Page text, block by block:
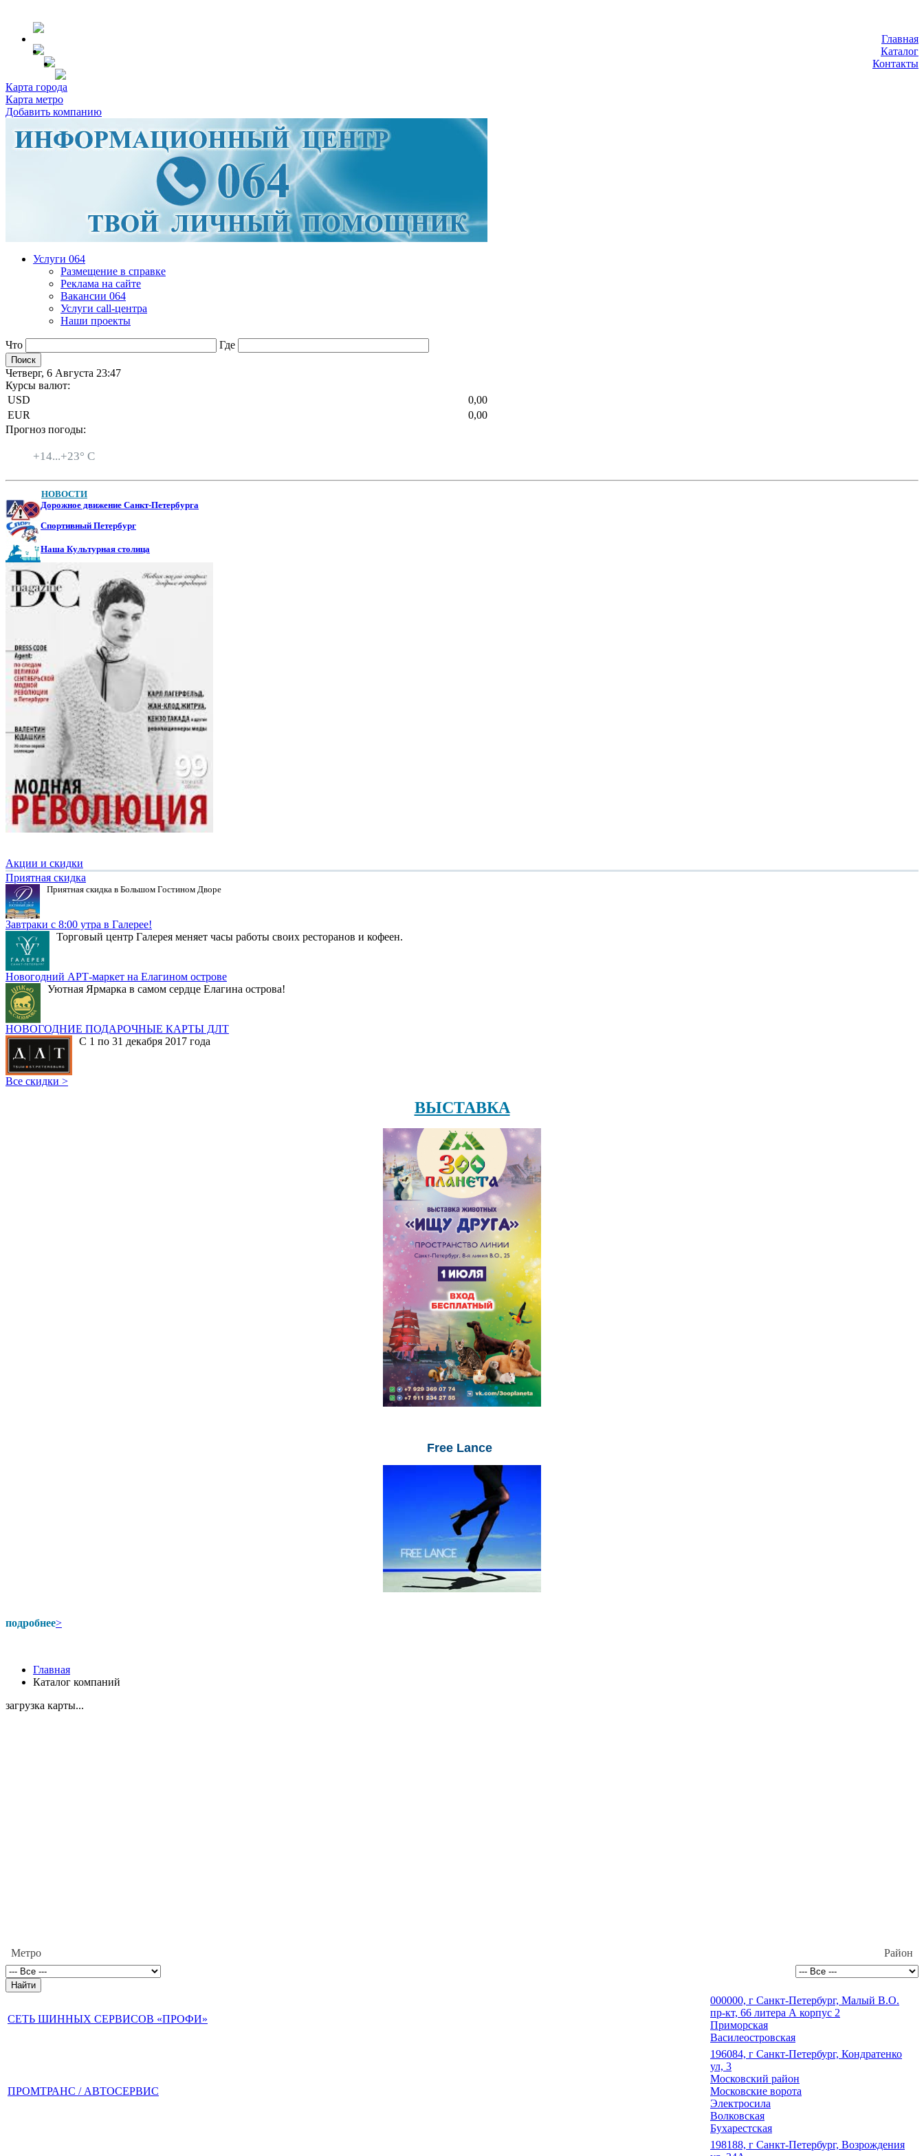
Главная
Каталог
Контакты
Карта города
Карта метро
Добавить компанию
Услуги 064
Размещение в справке
Реклама на сайте
Вакансии 064
Услуги call-центра
Наши проекты
Что Где
Четверг, 6 Августа 23:47
Курсы валют:
USD
0,00
EUR
0,00
Прогноз погоды:
+14...+23° C
НОВОСТИ
Дорожное движение Санкт-Петербурга
Спортивный Петербург
Наша Культурная столица
Акции и скидки
Приятная скидка
Приятная скидка в Большом Гостином Дворе
Завтраки с 8:00 утра в Галерее!
Торговый центр Галерея меняет часы работы своих ресторанов и кофеен.
Новогодний АРТ-маркет на Елагином острове
Уютная Ярмарка в самом сердце Елагина острова!
НОВОГОДНИЕ ПОДАРОЧНЫЕ КАРТЫ ДЛТ
С 1 по 31 декабря 2017 года
Все скидки >
ВЫСТАВКА
Free Lance
подробнее>
Главная
Каталог компаний
загрузка карты...
Метро Район
СЕТЬ ШИННЫХ СЕРВИСОВ «ПРОФИ»
000000, г Санкт-Петербург, Малый В.О.
пр-кт, 66 литера А корпус 2
Приморская
Василеостровская
ПРОМТРАНС / АВТОСЕРВИС
196084, г Санкт-Петербург, Кондратенко
ул, 3
Московский район
Московские ворота
Электросила
Волковская
Бухарестская
198188, г Санкт-Петербург, Возрождения